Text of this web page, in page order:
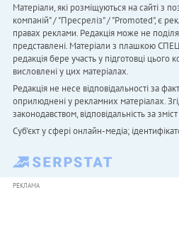
Матеріали, які розміщуються на сайті з
компаній" / "Пресреліз" / "Promoted", є
правах реклами. Редакція може не
представлені. Матеріали з плашкою
редакція бере участь у підготовці цього
висловлені у цих матеріалах.
Редакція не несе відповідальності за
оприлюднені у рекламних матеріалах.
законодавством, відповідальність за
Cуб'єкт у сфері онлайн-медіа;
РЕКЛАМА